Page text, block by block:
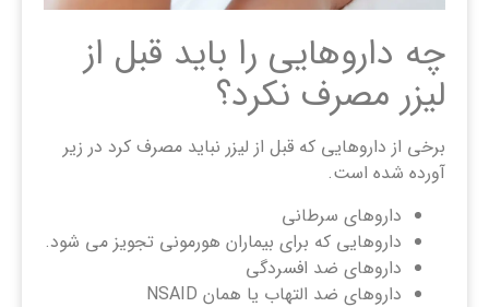
چه داروهایی را باید قبل از
لیزر مصرف نکرد؟
برخی از داروهایی که قبل از لیزر نباید مصرف کرد در زیر
آورده شده است.
داروهای سرطانی
داروهایی که برای بیماران هورمونی تجویز می شود.
داروهای ضد افسردگی
داروهای ضد التهاب یا همان NSAID